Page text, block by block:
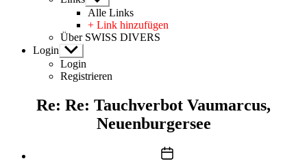
anzeigen
Alle Links
+ Link hinzufügen
Über SWISS DIVERS
Login Untermenü
anzeigen
Login
Registrieren
Re: Re: Tauchverbot Vaumarcus,
Neuenburgersee
Beitragsdatum